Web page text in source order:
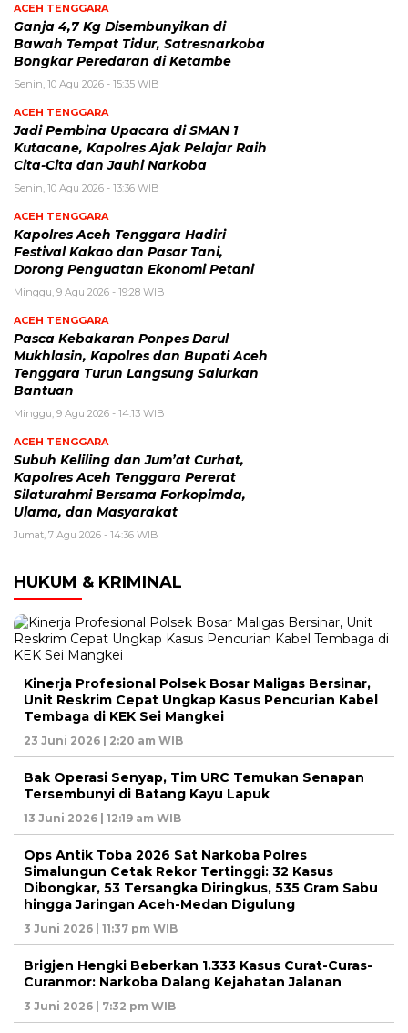
ACEH TENGGARA
Ganja 4,7 Kg Disembunyikan di
Bawah Tempat Tidur, Satresnarkoba
Bongkar Peredaran di Ketambe
Senin, 10 Agu 2026 - 15:35 WIB
ACEH TENGGARA
Jadi Pembina Upacara di SMAN 1
Kutacane, Kapolres Ajak Pelajar Raih
Cita-Cita dan Jauhi Narkoba
Senin, 10 Agu 2026 - 13:36 WIB
ACEH TENGGARA
Kapolres Aceh Tenggara Hadiri
Festival Kakao dan Pasar Tani,
Dorong Penguatan Ekonomi Petani
Minggu, 9 Agu 2026 - 19:28 WIB
ACEH TENGGARA
Pasca Kebakaran Ponpes Darul
Mukhlasin, Kapolres dan Bupati Aceh
Tenggara Turun Langsung Salurkan
Bantuan
Minggu, 9 Agu 2026 - 14:13 WIB
ACEH TENGGARA
Subuh Keliling dan Jum’at Curhat,
Kapolres Aceh Tenggara Pererat
Silaturahmi Bersama Forkopimda,
Ulama, dan Masyarakat
Jumat, 7 Agu 2026 - 14:36 WIB
HUKUM & KRIMINAL
Kinerja Profesional Polsek Bosar Maligas Bersinar,
Unit Reskrim Cepat Ungkap Kasus Pencurian Kabel
Tembaga di KEK Sei Mangkei
23 Juni 2026 | 2:20 am WIB
Bak Operasi Senyap, Tim URC Temukan Senapan
Tersembunyi di Batang Kayu Lapuk
13 Juni 2026 | 12:19 am WIB
Ops Antik Toba 2026 Sat Narkoba Polres
Simalungun Cetak Rekor Tertinggi: 32 Kasus
Dibongkar, 53 Tersangka Diringkus, 535 Gram Sabu
hingga Jaringan Aceh-Medan Digulung
3 Juni 2026 | 11:37 pm WIB
Brigjen Hengki Beberkan 1.333 Kasus Curat-Curas-
Curanmor: Narkoba Dalang Kejahatan Jalanan
3 Juni 2026 | 7:32 pm WIB